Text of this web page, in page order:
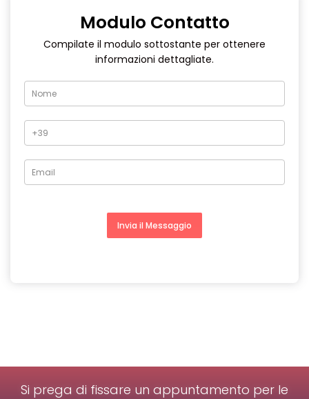
Modulo Contatto
Compilate il modulo sottostante per ottenere
informazioni dettagliate.
Invia il Messaggio
Si prega di fissare un appuntamento per le